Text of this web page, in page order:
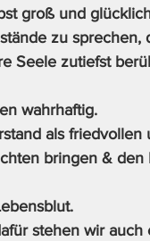
groß und
zu
Seele zutiefst
wahrhaftig.
als
bringen &
stehen wir auch